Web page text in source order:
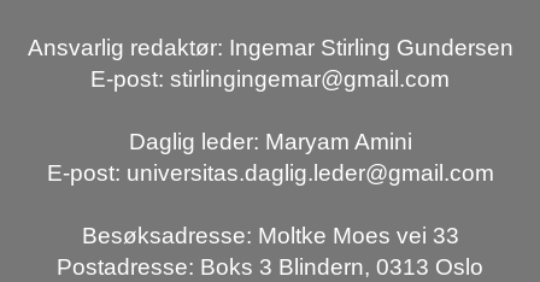
Ansvarlig redaktør: Ingemar Stirling Gundersen
E-post: stirlingingemar@gmail.com
Daglig leder: Maryam Amini
E-post: universitas.daglig.leder@gmail.com
Besøksadresse: Moltke Moes vei 33
Postadresse: Boks 3 Blindern, 0313 Oslo